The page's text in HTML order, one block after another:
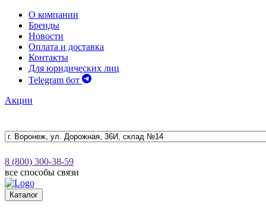
О компании
Бренды
Новости
Оплата и доставка
Контакты
Для юридических лиц
Telegram бот
Акции
8 (800) 300-38-59
все способы связи
Каталог